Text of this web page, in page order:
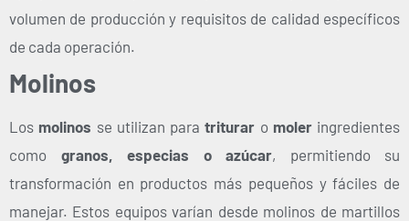
volumen de producción y requisitos de calidad específicos
de cada operación.
Molinos
Los molinos se utilizan paratriturar o moleringredientes
como granos, especias o azúcar, permitiendo su
transformación en productos más pequeños y fáciles de
manejar. Estos equipos varían desde molinos de martillos